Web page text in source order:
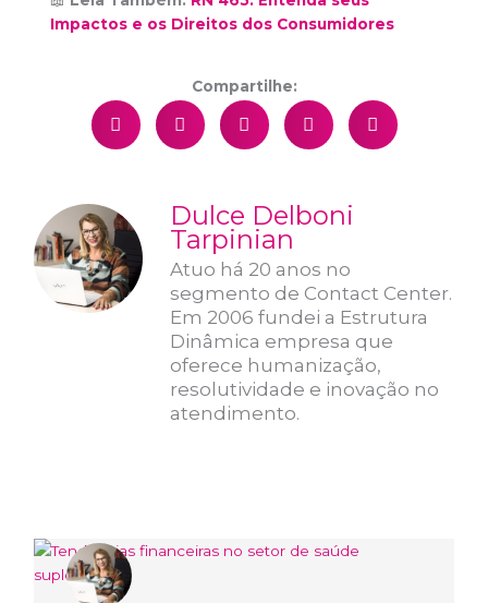
Impactos e os Direitos dos Consumidores
Compartilhe:
Dulce Delboni
Tarpinian
Atuo há 20 anos no
segmento de Contact Center.
Em 2006 fundei a Estrutura
Dinâmica empresa que
oferece humanização,
resolutividade e inovação no
atendimento.